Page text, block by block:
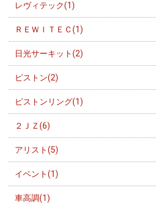
レヴィテック(1)
ＲＥＷＩＴＥＣ(1)
日光サーキット(2)
ピストン(2)
ピストンリング(1)
２ＪＺ(6)
アリスト(5)
イベント(1)
車高調(1)